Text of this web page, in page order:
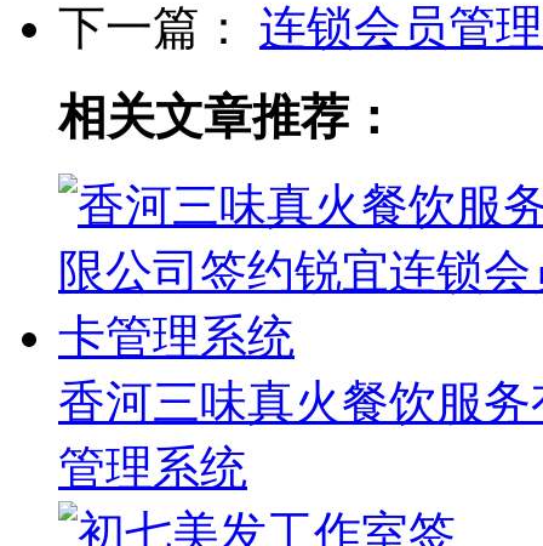
下一篇： 连锁会员管
相关文章推荐：
香河三味真火餐饮服
管理系统